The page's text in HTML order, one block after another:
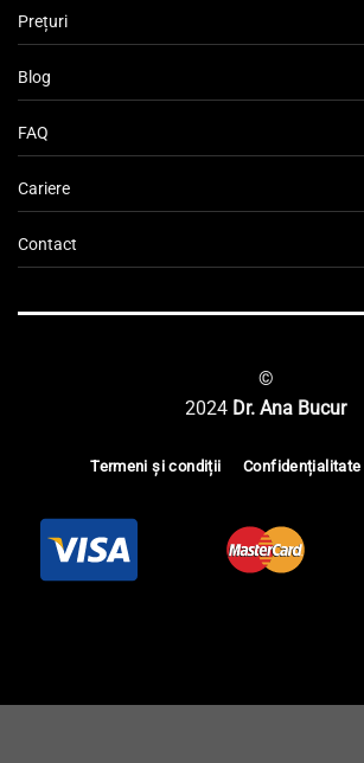
Prețuri
Blog
FAQ
Cariere
Contact
©
2024 Dr. Ana Bucur
Termeni și condiții Confidențialitate